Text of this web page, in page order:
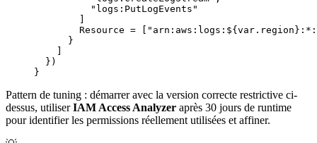
          "logs:PutLogEvents"
        Resource
= "arn:aws:logs: ${ var . region }
      }
  })
}
Pattern de tuning : démarrer avec la version correcte restrictive ci-
dessus, utiliserIAM Access Analyzer après 30 jours de runtime
pour identifier les permissions réellement utilisées et affiner.